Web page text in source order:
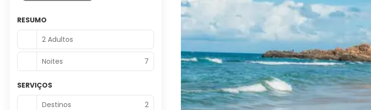
RESUMO
2 Adultos
Noites 7
SERVIÇOS
Destinos
2